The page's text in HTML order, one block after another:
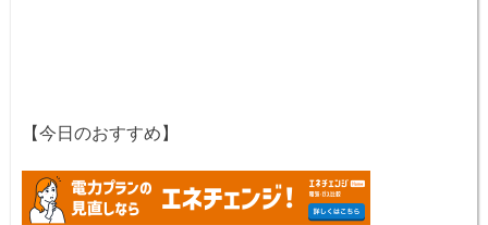
【今日のおすすめ】